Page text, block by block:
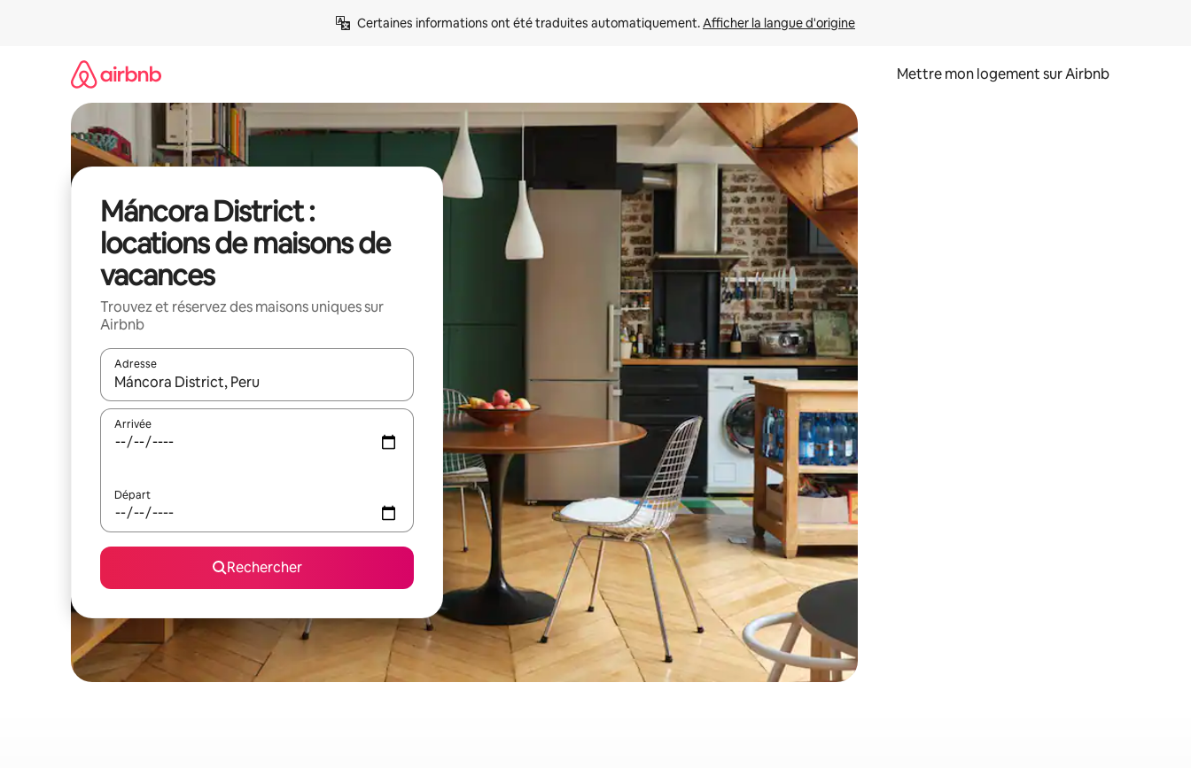
Certaines informations ont été traduites automatiquement. Afficher la langue d'origine
Mettre mon logement sur Airbnb
Máncora District :
locations de maisons de
vacances
Trouvez et réservez des maisons uniques sur
Airbnb
Adresse
Lorsque les résultats s'affichent, utilisez les flèches vers le haut et vers le bas pour les parcourir ou en appuyant et en faisant glisser.
Arrivée
Départ
Rechercher